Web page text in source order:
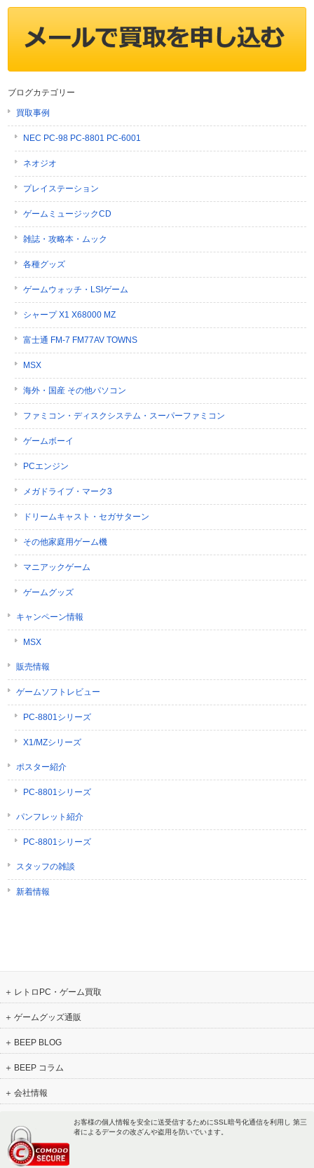
ブログカテゴリー
買取事例
NEC PC-98 PC-8801 PC-6001
ネオジオ
プレイステーション
ゲームミュージックCD
雑誌・攻略本・ムック
各種グッズ
ゲームウォッチ・LSIゲーム
シャープ X1 X68000 MZ
富士通 FM-7 FM77AV TOWNS
MSX
海外・国産 その他パソコン
ファミコン・ディスクシステム・スーパーファミコン
ゲームボーイ
PCエンジン
メガドライブ・マーク3
ドリームキャスト・セガサターン
その他家庭用ゲーム機
マニアックゲーム
ゲームグッズ
キャンペーン情報
MSX
販売情報
ゲームソフトレビュー
PC-8801シリーズ
X1/MZシリーズ
ポスター紹介
PC-8801シリーズ
パンフレット紹介
PC-8801シリーズ
スタッフの雑談
新着情報
レトロPC・ゲーム買取
ゲームグッズ通販
BEEP BLOG
BEEP コラム
会社情報
お客様の個人情報を安全に送受信するためにSSL暗号化通信を利用し 第三
者によるデータの改ざんや盗用を防いでいます。